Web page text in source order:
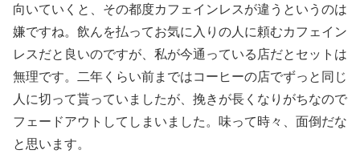
向いていくと、その都度カフェインレスが違うというのは
嫌ですね。飲んを払ってお気に入りの人に頼むカフェイン
レスだと良いのですが、私が今通っている店だとセットは
無理です。二年くらい前まではコーヒーの店でずっと同じ
人に切って貰っていましたが、挽きが長くなりがちなので
フェードアウトしてしまいました。味って時々、面倒だな
と思います。